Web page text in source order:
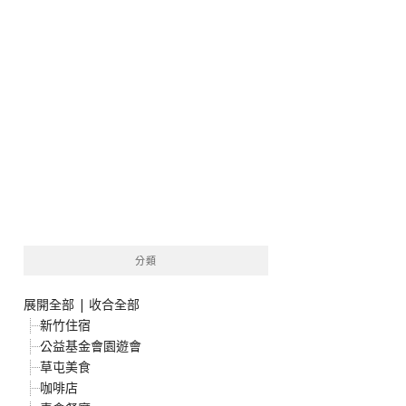
分類
展開全部 | 收合全部
新竹住宿
公益基金會園遊會
草屯美食
咖啡店